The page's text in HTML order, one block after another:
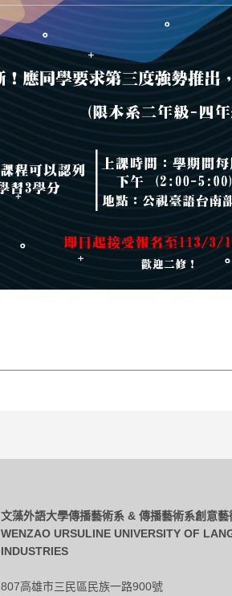
文藻外語大學傳播藝術系 & 傳播藝術系創意
WENZAO URSULINE UNIVERSITY OF
INDUSTRIES
807高雄市三民區民族一路900號